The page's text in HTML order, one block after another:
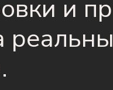
и